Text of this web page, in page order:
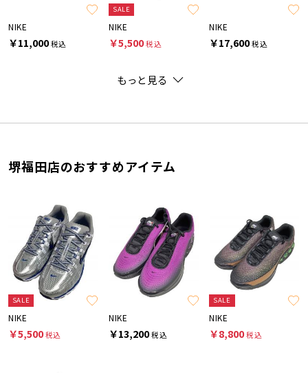
NIKE
￥11,000税込
SALE
NIKE
￥5,500税込
NIKE
￥17,600税込
もっと見る
堺福田店のおすすめアイテム
SALE
NIKE
￥5,500税込
NIKE
￥13,200税込
SALE
NIKE
￥8,800税込